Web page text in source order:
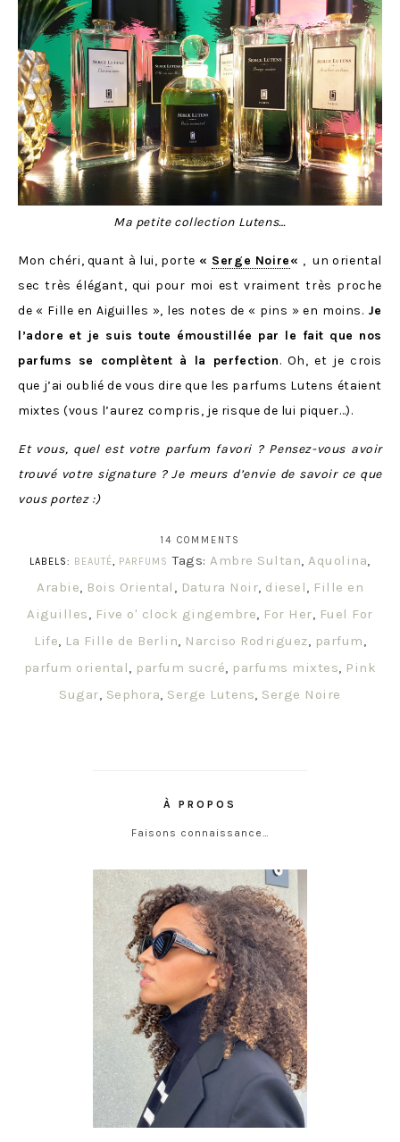
Ma petite collection Lutens…
Mon chéri, quant à lui, porte « Serge Noire« , un oriental
sec très élégant, qui pour moi est vraiment très proche
de « Fille en Aiguilles », les notes de « pins » en moins. Je
l’adore et je suis toute émoustillée par le fait que nos
parfums se complètent à la perfection. Oh, et je crois
que j’ai oublié de vous dire que les parfums Lutens étaient
mixtes (vous l’aurez compris, je risque de lui piquer…).
Et vous, quel est votre parfum favori ? Pensez-vous avoir
trouvé votre signature ? Je meurs d’envie de savoir ce que
vous portez :)
14 COMMENTS
LABELS: BEAUTÉ, PARFUMS Tags:Ambre Sultan,Aquolina,
Arabie, Bois Oriental , Datura Noir, diesel, Fille en
Aiguilles, Five o' clock gingembre, For Her, Fuel For
Life, La Fille de Berlin, Narciso Rodriguez, parfum,
parfum oriental, parfum sucré, parfums mixtes, Pink
Sugar, Sephora, Serge Lutens, Serge Noire
À PROPOS
Faisons connaissance…